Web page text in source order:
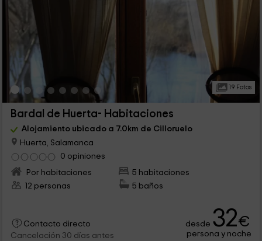
19 Fotos
Bardal de Huerta- Habitaciones
Alojamiento ubicado a 7.0km de Cilloruelo
Huerta, Salamanca
0 opiniones
Por habitaciones
5 habitaciones
12 personas
5 baños
Contacto directo
Cancelación 30 días antes
desde 32€
persona y noche